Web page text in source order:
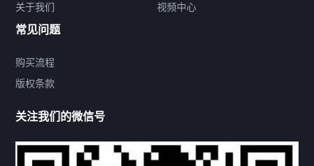
联系方式
热门标签
机构链接
联系方式 关于我们
关于我们
视频中心
常见问题
购买流程
版权条款
关注我们的微信号